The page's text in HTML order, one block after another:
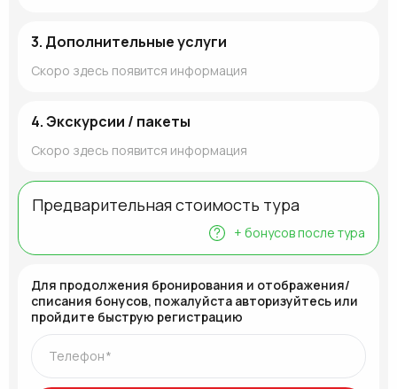
3. Дополнительные услуги
Скоро здесь появится информация
4. Экскурсии / пакеты
Скоро здесь появится информация
Предварительная стоимость тура
+ бонусов после тура
Для продолжения бронирования и отображения/
списания бонусов, пожалуйста авторизуйтесь или
пройдите быструю регистрацию
Телефон